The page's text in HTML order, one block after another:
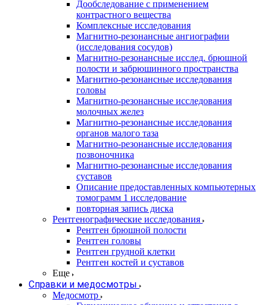
Дообследование с применением
контрастного вещества
Комплексные исследования
Магнитно-резонансные ангиографии
(исследования сосудов)
Магнитно-резонансные исслед. брюшной
полости и забрюшинного пространства
Магнитно-резонансные исследования
головы
Магнитно-резонансные исследования
молочных желез
Магнитно-резонансные исследования
органов малого таза
Магнитно-резонансные исследования
позвоночника
Магнитно-резонансные исследования
суставов
Описание предоставленных компьютерных
томограмм 1 исследование
повторная запись диска
Рентгенографические исследования
Рентген брюшной полости
Рентген головы
Рентген грудной клетки
Рентген костей и суставов
Еще
Справки и медосмотры
Медосмотр